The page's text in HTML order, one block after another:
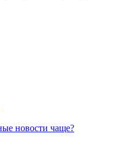
новости чаще?